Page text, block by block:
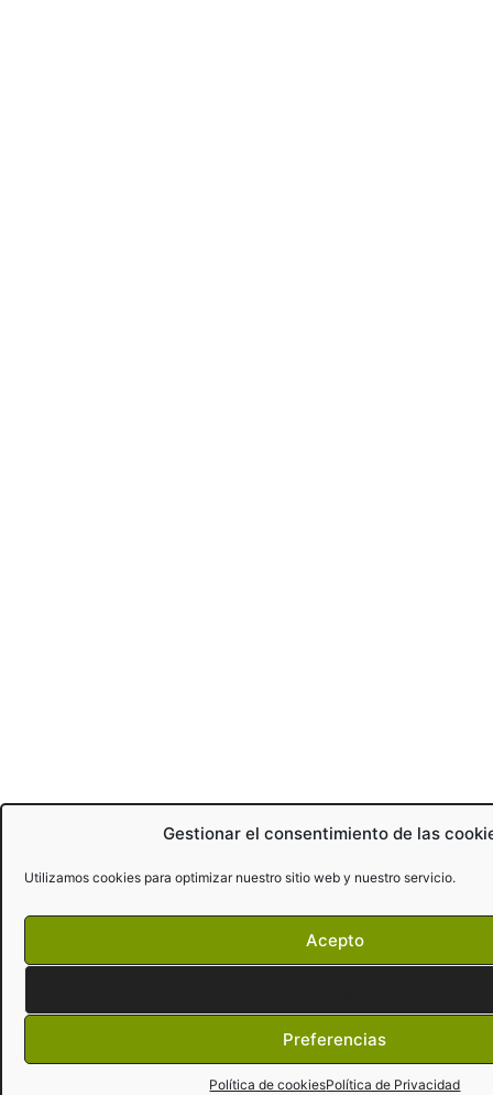
Gestionar el consentimiento de las
Utilizamos cookies para optimizar nuestro sitio web y nuestro servicio.
Acepto
Preferencias
Política de cookiesPolítica de Privacidad